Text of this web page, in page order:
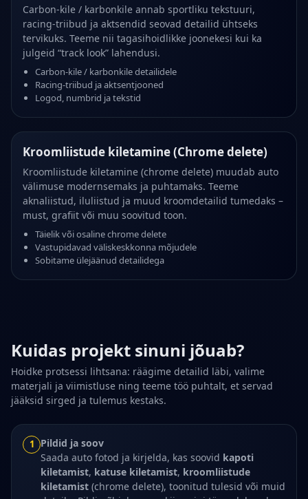
Carbon-kile / karbonkile annab sportliku tekstuuri,
racing-triibud ja aktsendid seovad detailid ühtseks
tervikuks. Teeme nii tagasihoidlikke joonekesi kui ka
julgeid “track look” lahendusi.
Carbon-kile / karbonkile detailidele
Racing-triibud ja aktsentjooned
Logod, numbrid ja tekstid
Kroomliistude kiletamine (Chrome delete)
Kroomliistude kiletamine (chrome delete) muudab auto
välimuse modernsemaks ja puhtamaks. Teeme
aknaliistud, iluliistud ja muud kroomdetailid tumedaks –
must, grafiit või muu soovitud toon.
Täielik või osaline chrome delete
Vastupidavad väliskeskkonna mõjudele
Sobitame ülejäänud detailidega
Kuidas projekt sinuni jõuab?
Hoidke protsessi lihtsana: räägime detailid läbi, valime
materjali ja viimistluse ning teeme töö puhtalt, et servad
jääksid sirged ja tulemus kestaks.
1
Pildid ja soov
Saada auto fotod ja kirjelda, kas soovid kapoti
kiletamist, katuse kiletamist, kroomliistude
kiletamist (chrome delete), toonitud tulesid või muid